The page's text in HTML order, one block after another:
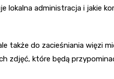
lokalna administracja i jakie
także do zacieśniania więzi
zdjęć, które będą